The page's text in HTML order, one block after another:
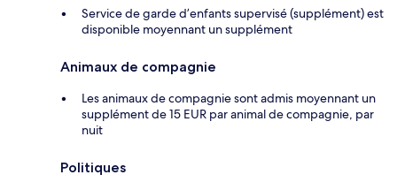
Service de garde d’enfants supervisé (supplément) est
disponible moyennant un supplément
Animaux de compagnie
Les animaux de compagnie sont admis moyennant un
supplément de 15 EUR par animal de compagnie, par
nuit
Politiques